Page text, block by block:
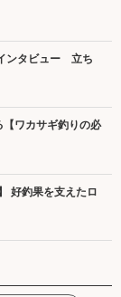
ンタビュー 立ち
ワカサギ釣りの必
好釣果を支えたロ